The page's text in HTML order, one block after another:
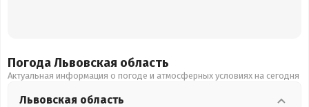
Погода Львовская область
Актуальная информация о погоде и атмосферных условиях на сегодня
Львовская область